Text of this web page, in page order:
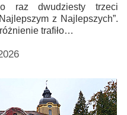
raz dwudziesty trzeci
z Najlepszych”.
trafiło…